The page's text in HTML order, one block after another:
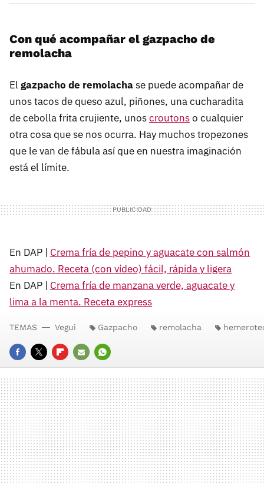
Con qué acompañar el gazpacho de
remolacha
El gazpacho de remolachase puede acompañar de
unos tacos de queso azul, piñones, una cucharadita
de cebolla frita crujiente, unoscroutonso cualquier
otra cosa que se nos ocurra. Hay muchos tropezones
que le van de fábula así que en nuestra imaginación
está el límite.
En DAP | Crema fría de pepino y aguacate con salmón
ahumado. Receta (con vídeo) fácil, rápida y ligera
En DAP | Crema fría de manzana verde, aguacate y
lima a la menta. Receta express
FACEBOOK
TWITTERFLIPBOARD
E-
MAIL
WHATSAPP
TEMAS Vegui Gazpacho remolacha